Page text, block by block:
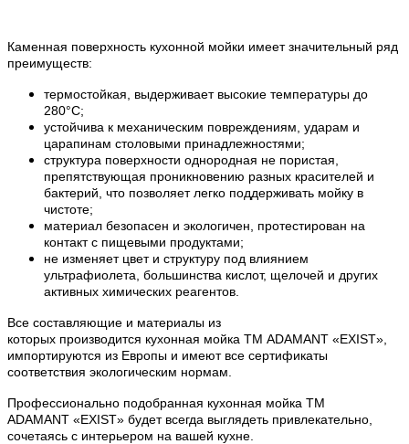
Каменная поверхность кухонной мойки имеет значительный ряд
преимуществ:
термостойкая, выдерживает высокие температуры до
280°С;
устойчива к механическим повреждениям, ударам и
царапинам столовыми принадлежностями;
структура поверхности однородная не пористая,
препятствующая проникновению разных красителей и
бактерий, что позволяет легко поддерживать мойку в
чистоте;
материал безопасен и экологичен, протестирован на
контакт с пищевыми продуктами;
не изменяет цвет и структуру под влиянием
ультрафиолета, большинства кислот, щелочей и других
активных химических реагентов.
Все составляющие и материалы из
которых производится кухонная мойка ТМ ADAMANT «EXIST»,
импортируются из Европы и имеют все сертификаты
соответствия экологическим нормам.
Профессионально подобранная кухонная мойка ТМ
ADAMANT «EXIST» будет всегда выглядеть привлекательно,
сочетаясь с интерьером на вашей кухне.